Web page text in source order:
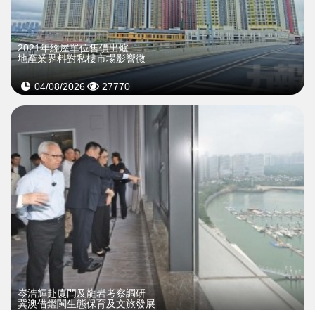
2021年經屋單位售價出爐
地產業界料對私樓市場影響微
04/08/2026 27770
岑浩輝赴廈門及龍岩考察調研
冀澳借鑑閩生態保育及文旅發展